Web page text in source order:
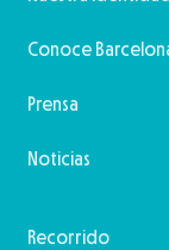
Conoce
Prensa
Noticias
Recorrido